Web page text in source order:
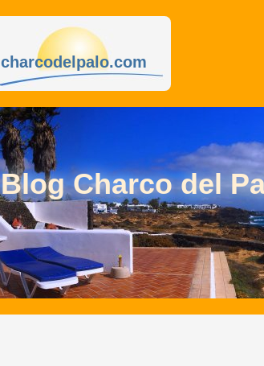
charcodelpalo.com
Blog Charco del